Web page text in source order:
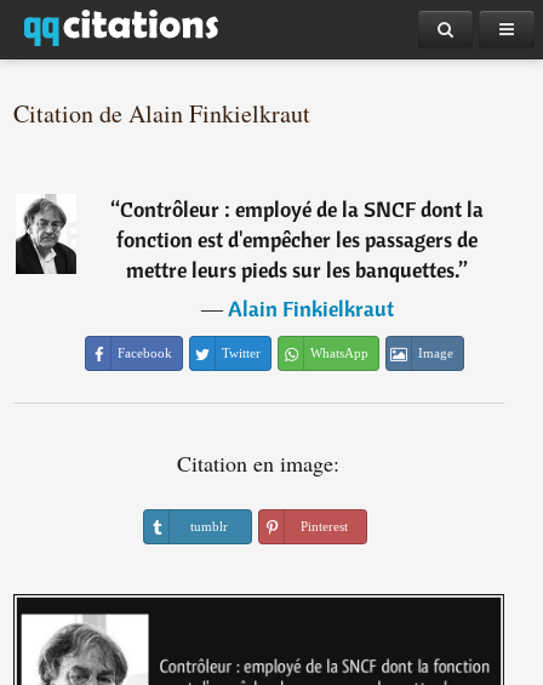
Citation de Alain Finkielkraut
“Contrôleur : employé de la SNCF dont la
fonction est d'empêcher les passagers de
mettre leurs pieds sur les banquettes.”
―Alain Finkielkraut
Facebook Twitter WhatsApp Image
Citation en image:
tumblr Pinterest